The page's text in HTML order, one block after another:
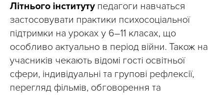
Літнього інститутупедагоги навчаться
застосовувати практики психосоціальної
підтримки на уроках у 6–11 класах, що
особливо актуально в період війни. Також на
учасників чекають відомі гості освітньої
сфери, індивідуальні та групові рефлексії,
перегляд фільмів, обговорення та